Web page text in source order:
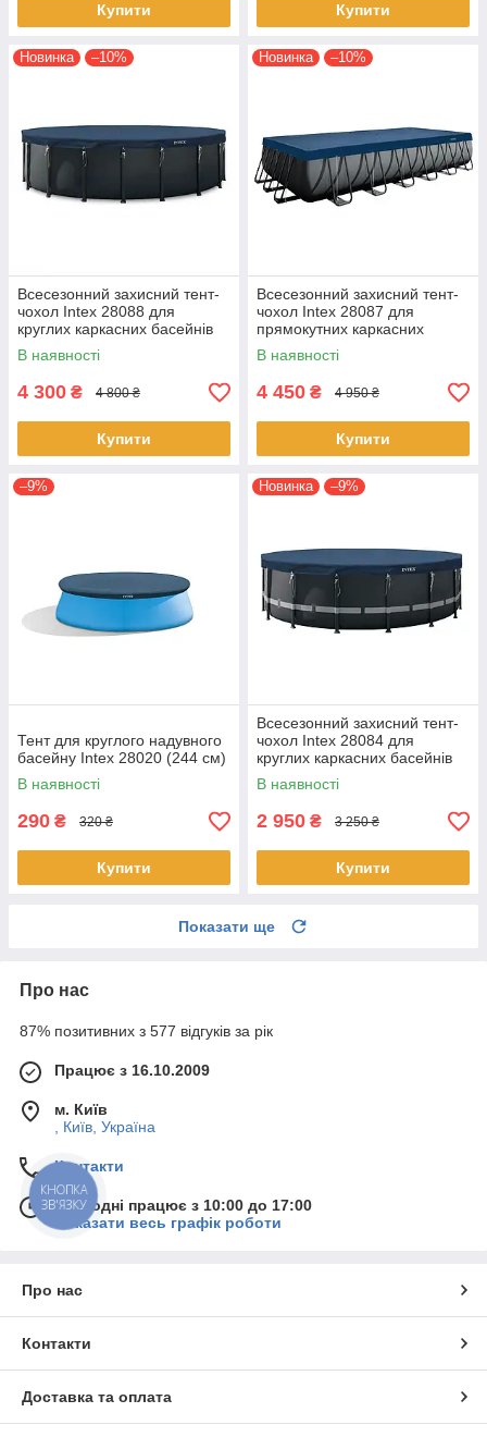
Купити Купити
Новинка –10%
Всесезонний захисний тент-
чохол Intex 28088 для
круглих каркасних басейнів
610 см
В наявності
4 300 ₴ 4 800 ₴
Купити
Новинка –10%
Всесезонний захисний тент-
чохол Intex 28087 для
прямокутних каркасних
басейнів 732х366 см
В наявності
4 450 ₴ 4 950 ₴
Купити
–9%
Тент для круглого надувного
басейну Intex 28020 (244 см)
В наявності
290 ₴ 320 ₴
Купити
Новинка –9%
Всесезонний захисний тент-
чохол Intex 28084 для
круглих каркасних басейнів
488 см
В наявності
2 950 ₴ 3 250 ₴
Купити
Показати ще
Про нас
87% позитивних з 577 відгуків за рік
Працює з 16.10.2009
м. Київ
, Київ, Україна
Контакти
Сьогодні працює з 10:00 до 17:00
Показати весь графік роботи
Про нас
Контакти
Доставка та оплата
КНОПКА
ЗВ'ЯЗКУ